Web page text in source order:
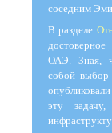
соседним
В разделе
ОАЭ. Зная,
собой выбор
эту